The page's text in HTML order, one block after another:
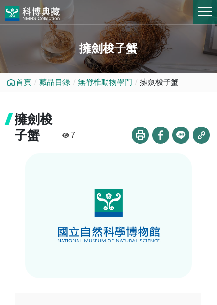
擁劍梭子蟹
首頁 藏品目錄 無脊椎動物學門 擁劍梭子蟹
擁劍梭
子蟹
7